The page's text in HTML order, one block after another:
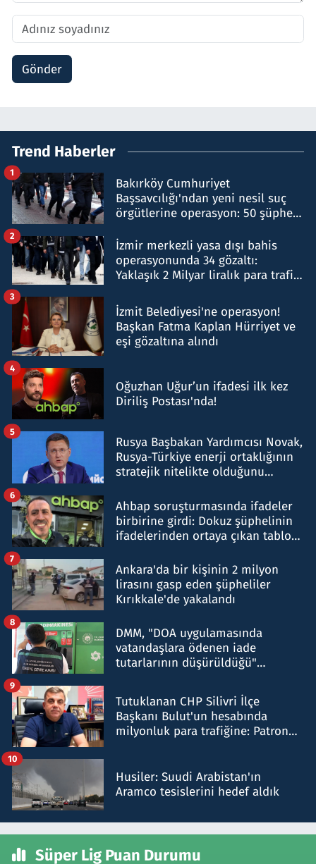
Gönder
Trend Haberler
Bakırköy Cumhuriyet
Başsavcılığı'ndan yeni nesil suç
örgütlerine operasyon: 50 şüpheli
1
İzmir merkezli yasa dışı bahis
operasyonunda 34 gözaltı:
Yaklaşık 2 Milyar liralık para trafiği
2
İzmit Belediyesi'ne operasyon!
Başkan Fatma Kaplan Hürriyet ve
eşi gözaltına alındı
3
Oğuzhan Uğur’un ifadesi ilk kez
Diriliş Postası'nda!
4
Rusya Başbakan Yardımcısı Novak,
Rusya-Türkiye enerji ortaklığının
stratejik nitelikte olduğunu
5
Ahbap soruşturmasında ifadeler
birbirine girdi: Dokuz şüphelinin
ifadelerinden ortaya çıkan tablo
6
Ankara'da bir kişinin 2 milyon
lirasını gasp eden şüpheliler
Kırıkkale'de yakalandı
7
DMM, "DOA uygulamasında
vatandaşlara ödenen iade
tutarlarının düşürüldüğü"
8
Tutuklanan CHP Silivri İlçe
Başkanı Bulut'un hesabında
milyonluk para trafiğine: Patron
9
Husiler: Suudi Arabistan'ın
Aramco tesislerini hedef aldık
10
Süper Lig Puan Durumu